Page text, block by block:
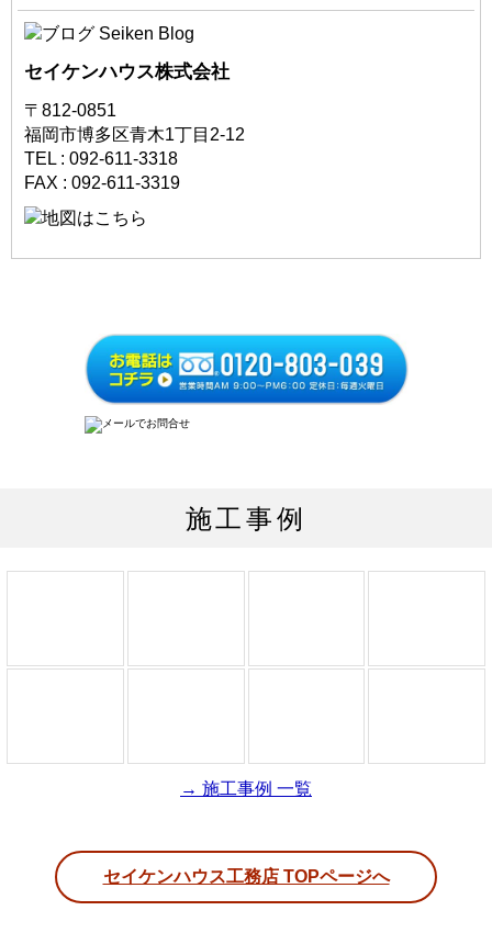
セイケンハウス株式会社
〒812-0851
福岡市博多区青木1丁目2-12
TEL : 092-611-3318
FAX : 092-611-3319
施工事例
→ 施工事例 一覧
セイケンハウス工務店 TOPページへ